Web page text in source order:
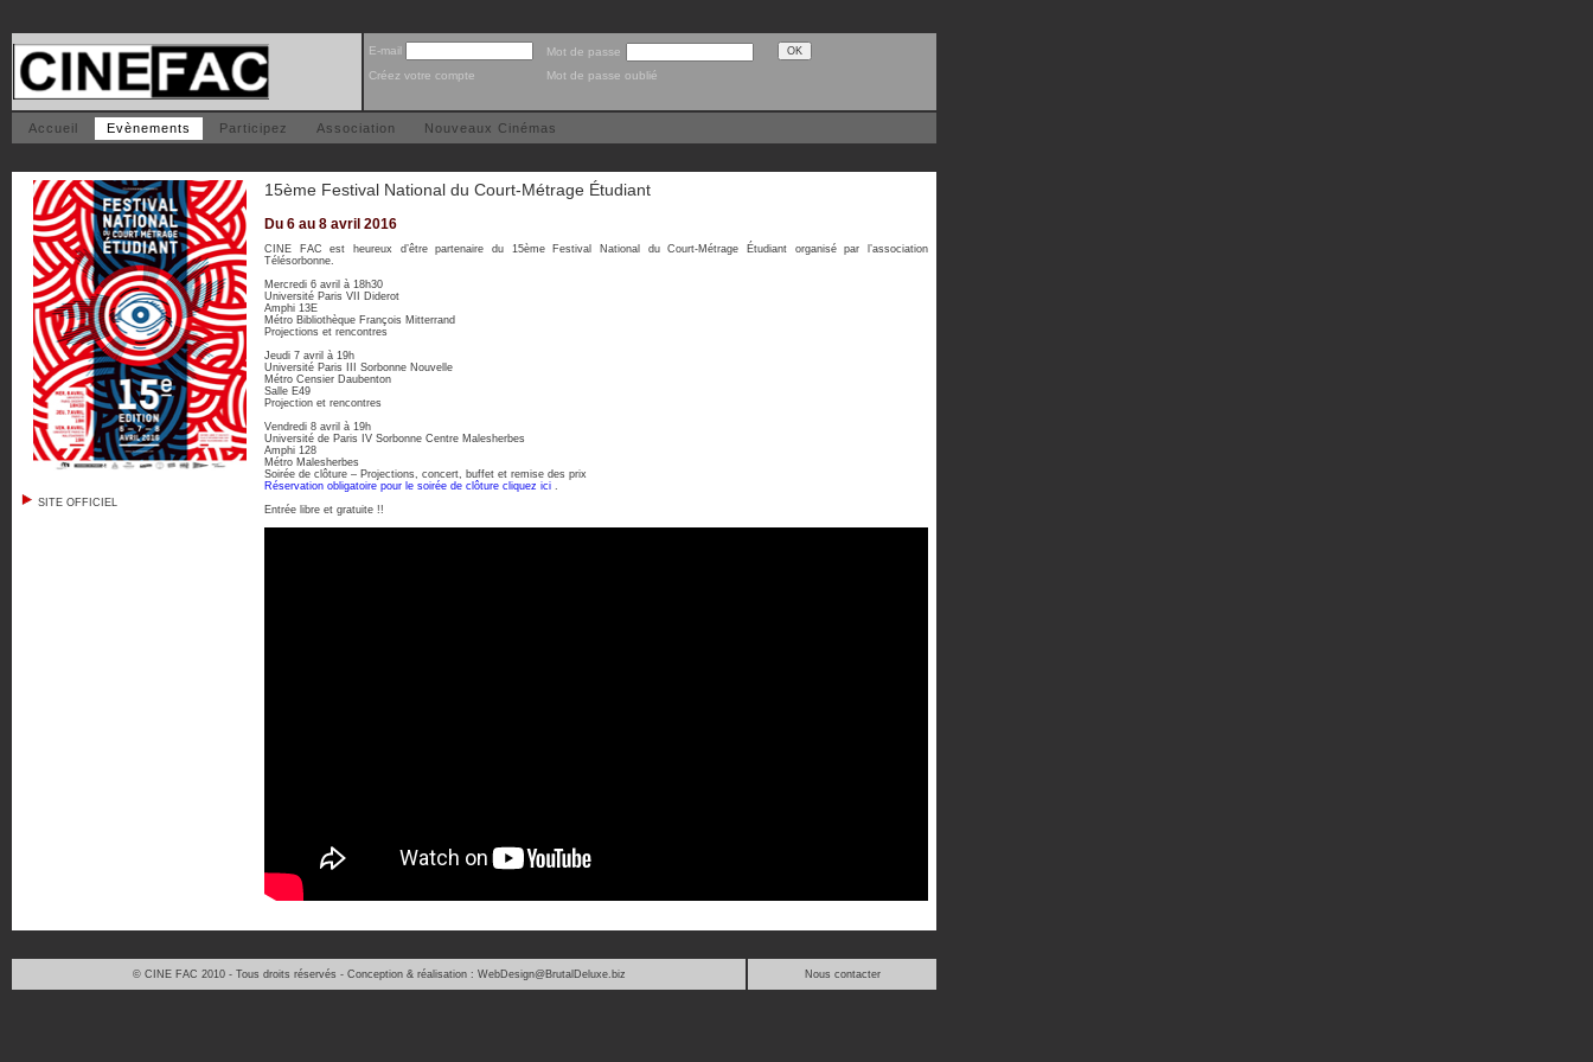
E-mail
Mot de passe
Créez votre compte
Mot de passe oublié
Accueil Evènements Participez Association Nouveaux Cinémas
SITE OFFICIEL
15ème Festival National du Court-Métrage Étudiant
Du 6 au 8 avril 2016
CINE FAC est heureux d’être partenaire du 15ème Festival National du Court-Métrage Étudiant organisé par l’association
Télésorbonne.
Mercredi 6 avril à 18h30
Université Paris VII Diderot
Amphi 13E
Métro Bibliothèque François Mitterrand
Projections et rencontres
Jeudi 7 avril à 19h
Université Paris III Sorbonne Nouvelle
Métro Censier Daubenton
Salle E49
Projection et rencontres
Vendredi 8 avril à 19h
Université de Paris IV Sorbonne Centre Malesherbes
Amphi 128
Métro Malesherbes
Soirée de clôture – Projections, concert, buffet et remise des prix
Réservation obligatoire pour le soirée de clôture cliquez ici .
Entrée libre et gratuite !!
© CINE FAC 2010 - Tous droits réservés - Conception & réalisation : WebDesign@BrutalDeluxe.biz Nous contacter